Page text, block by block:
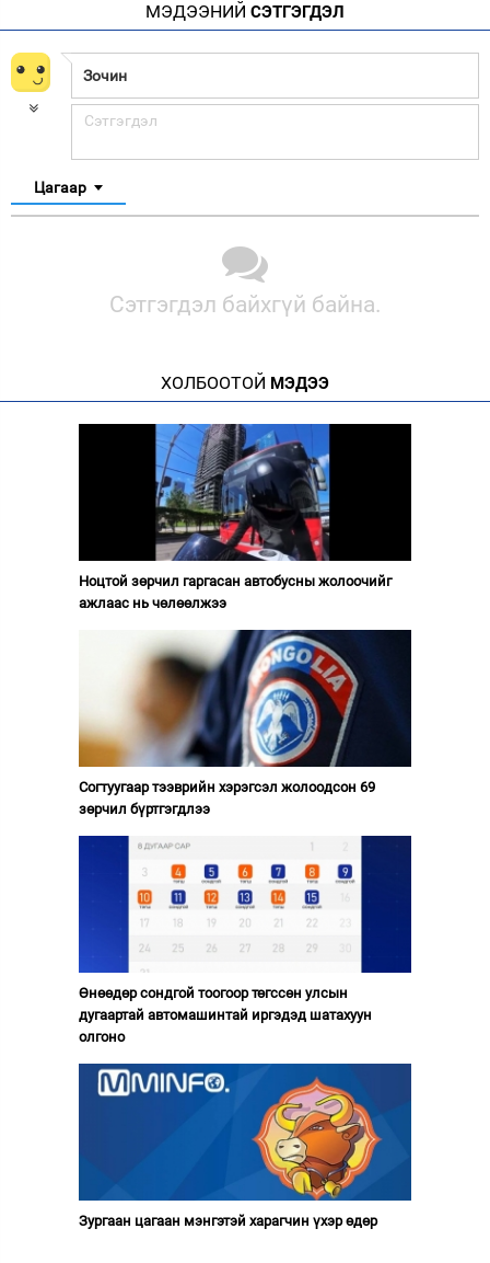
МЭДЭЭНИЙ СЭТГЭГДЭЛ
Цагаар
Сэтгэгдэл байхгүй байна.
ХОЛБООТОЙ МЭДЭЭ
Ноцтой зөрчил гаргасан автобусны жолоочийг
ажлаас нь чөлөөлжээ
Согтуугаар тээврийн хэрэгсэл жолоодсон 69
зөрчил бүртгэгдлээ
Өнөөдөр сондгой тоогоор төгссөн улсын
дугаартай автомашинтай иргэдэд шатахуун
олгоно
Зургаан цагаан мэнгэтэй харагчин үхэр өдөр